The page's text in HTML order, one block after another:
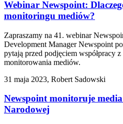
Webinar Newspoint:
monitoringu mediów?
Zapraszamy na 41. webinar
Development Manager Newspoint
pytają przed podjęciem współpracy
monitorowania mediów.
31 maja 2023, Robert Sadowski
Newspoint monitoruje
Narodowej